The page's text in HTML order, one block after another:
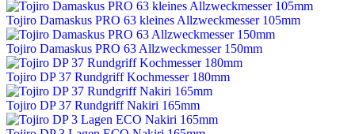
Tojiro Damaskus PRO 63 kleines Allzweckmesser 105mm
Tojiro Damaskus PRO 63 Allzweckmesser 150mm
Tojiro DP 37 Rundgriff Kochmesser 180mm
Tojiro DP 37 Rundgriff Nakiri 165mm